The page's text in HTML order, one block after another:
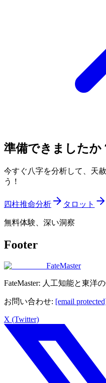
準備できましたか
今すぐ八字を分析して、天
う！
四柱推命分析 タロット
無料体験、深い洞察
Footer
FateMaster
FateMaster: 人工知能と東洋
お問い合わせ: [email
X (Twitter)